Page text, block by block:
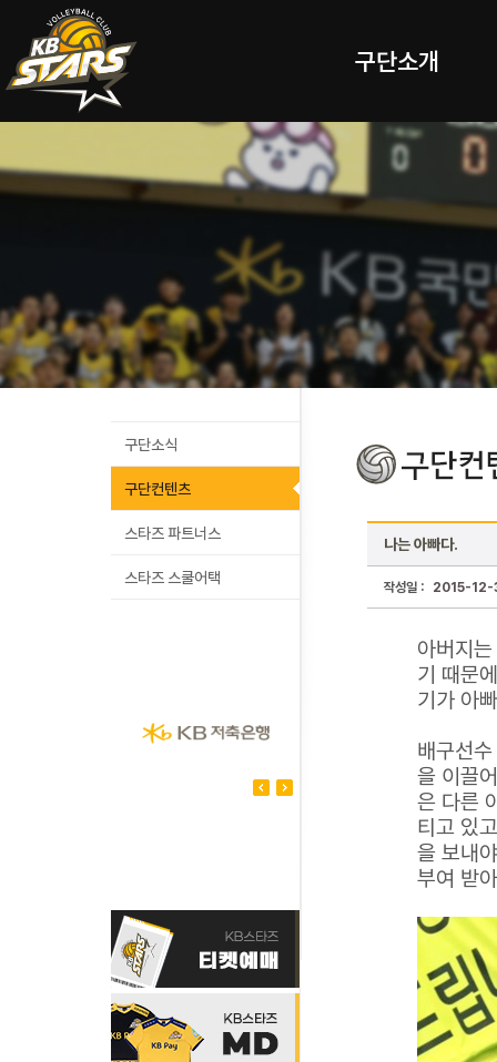
구단소개
구단소식
구단컨텐츠
스타즈 파트너스
스타즈 스쿨어택
나는 아빠다.
작성일 : 2015-12-
아버지
기 때문
기가 아
배구선
을 이끌
은 다른
티고 있
을 보내
부여 받